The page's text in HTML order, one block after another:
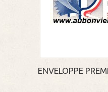
ENVELOPPE